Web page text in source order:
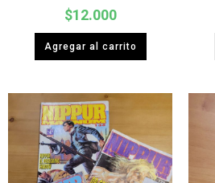
$12.000
Agregar al carrito